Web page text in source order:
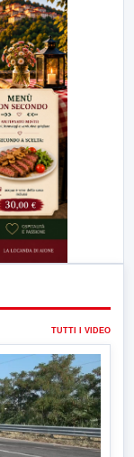
LabNews (replica)
TUTTI I VIDEO